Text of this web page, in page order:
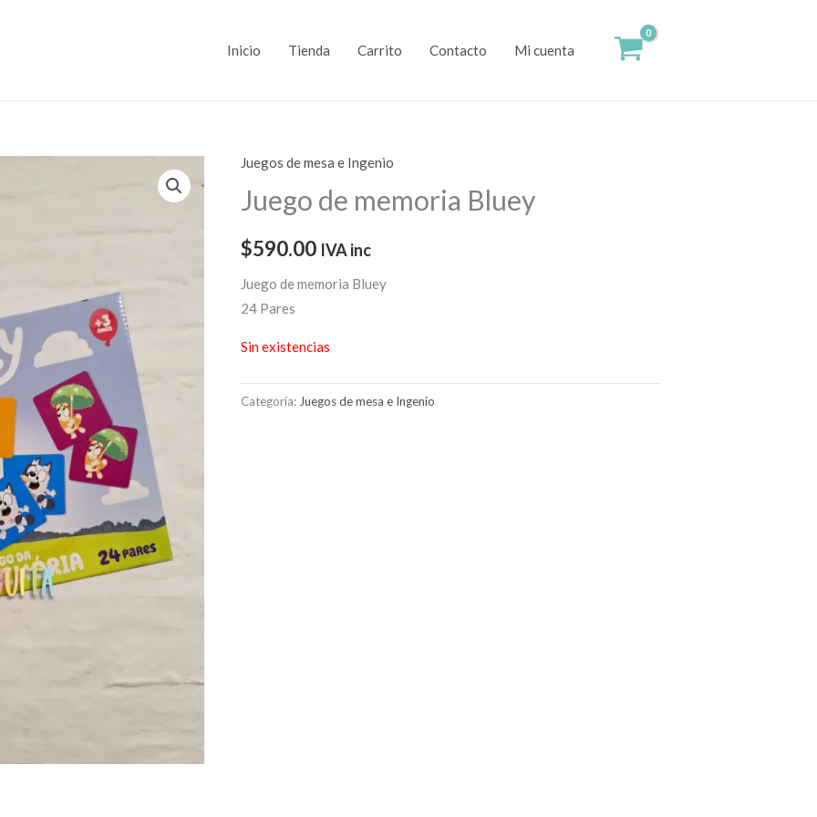
Inicio Tienda Carrito Contacto Mi cuenta
Juegos de mesa e Ingenio
Juego de memoria Bluey
$590.00 IVA inc
Juego de memoria Bluey
24 Pares
Sin existencias
Categoría: Juegos de mesa e Ingenio